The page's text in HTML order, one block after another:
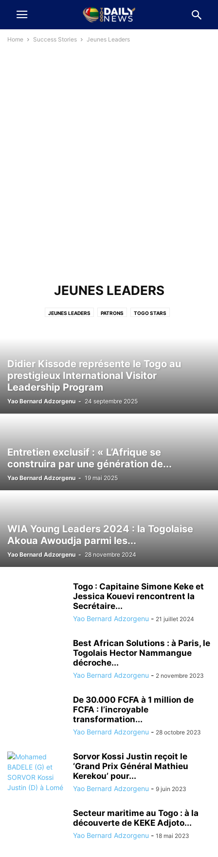
Home Success Stories Jeunes Leaders
JEUNES LEADERS
JEUNES LEADERS PATRONS TOGO STARS
Didier Kissode représente le Togo au
prestigieux International Visitor
Leadership Program
Yao Bernard Adzorgenu - 24 septembre 2025
Entretien exclusif : « L’Afrique se
construira par une génération de...
Yao Bernard Adzorgenu - 19 mai 2025
WIA Young Leaders 2024 : la Togolaise
Akoua Awoudja parmi les...
Yao Bernard Adzorgenu - 28 novembre 2024
Togo : Capitaine Simone Keke et
Jessica Kouevi rencontrent la
Secrétaire...
Yao Bernard Adzorgenu - 21 juillet 2024
Best African Solutions : à Paris, le
Togolais Hector Nammangue
décroche...
Yao Bernard Adzorgenu - 2 novembre 2023
De 30.000 FCFA à 1 million de
FCFA : l’incroyable
transformation...
Yao Bernard Adzorgenu - 28 octobre 2023
Sorvor Kossi Justin reçoit le
‘Grand Prix Général Mathieu
Kerekou’ pour...
Yao Bernard Adzorgenu - 9 juin 2023
Secteur maritime au Togo : à la
découverte de KEKE Adjoto...
Yao Bernard Adzorgenu - 18 mai 2023